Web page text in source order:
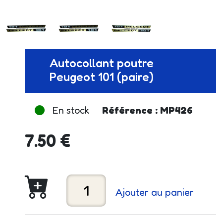
Autocollant poutre
Peugeot 101 (paire)
En stock Référence : MP426
7.50 €
Ajouter au panier